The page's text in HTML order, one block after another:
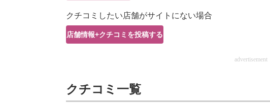
クチコミしたい店舗がサイトにない場合
店舗情報+クチコミを投稿する
advertisement
クチコミ一覧